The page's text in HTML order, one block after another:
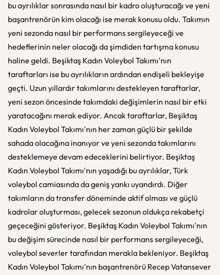
bu ayrılıklar sonrasında nasıl bir kadro oluşturacağı ve yeni
başantrenörün kim olacağı ise merak konusu oldu. Takımın
yeni sezonda nasıl bir performans sergileyeceği ve
hedeflerinin neler olacağı da şimdiden tartışma konusu
haline geldi. Beşiktaş Kadın Voleybol Takımı'nın
taraftarları ise bu ayrılıkların ardından endişeli bekleyişe
geçti. Uzun yıllardır takımlarını destekleyen taraftarlar,
yeni sezon öncesinde takımdaki değişimlerin nasıl bir etki
yaratacağını merak ediyor. Ancak taraftarlar, Beşiktaş
Kadın Voleybol Takımı'nın her zaman güçlü bir şekilde
sahada olacağına inanıyor ve yeni sezonda takımlarını
desteklemeye devam edeceklerini belirtiyor. Beşiktaş
Kadın Voleybol Takımı'nın yaşadığı bu ayrılıklar, Türk
voleybol camiasında da geniş yankı uyandırdı. Diğer
takımların da transfer döneminde aktif olması ve güçlü
kadrolar oluşturması, gelecek sezonun oldukça rekabetçi
geçeceğini gösteriyor. Beşiktaş Kadın Voleybol Takımı'nın
bu değişim sürecinde nasıl bir performans sergileyeceği,
voleybol severler tarafından merakla bekleniyor. Beşiktaş
Kadın Voleybol Takımı'nın başantrenörü Recep Vatansever